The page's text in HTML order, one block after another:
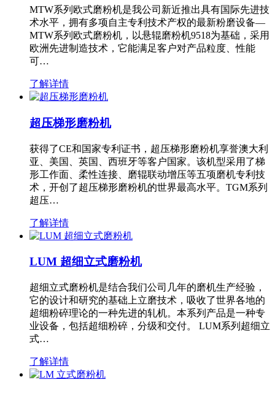
MTW系列欧式磨粉机是我公司新近推出具有国际先进技
术水平，拥有多项自主专利技术产权的最新粉磨设备—
MTW系列欧式磨粉机，以悬辊磨粉机9518为基础，采用
欧洲先进制造技术，它能满足客户对产品粒度、性能
可…
了解详情
超压梯形磨粉机
获得了CE和国家专利证书，超压梯形磨粉机享誉澳大利
亚、美国、英国、西班牙等客户国家。该机型采用了梯
形工作面、柔性连接、磨辊联动增压等五项磨机专利技
术，开创了超压梯形磨粉机的世界最高水平。TGM系列
超压…
了解详情
LUM 超细立式磨粉机
超细立式磨粉机是结合我们公司几年的磨机生产经验，
它的设计和研究的基础上立磨技术，吸收了世界各地的
超细粉碎理论的一种先进的轧机。本系列产品是一种专
业设备，包括超细粉碎，分级和交付。 LUM系列超细立
式…
了解详情